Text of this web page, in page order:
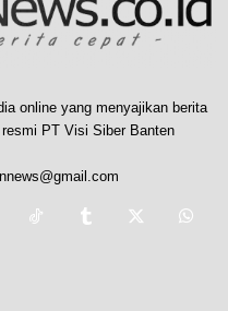
online yang menyajikan berita
PT Visi Siber Banten